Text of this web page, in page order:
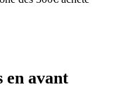
en avant